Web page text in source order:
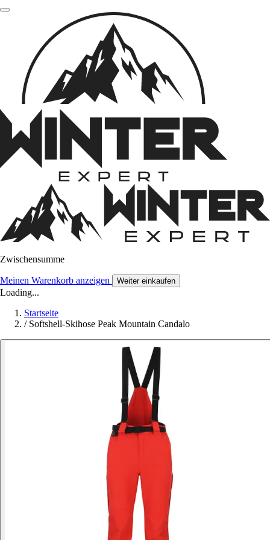
Zwischensumme
Meinen Warenkorb anzeigen Weiter einkaufen
Loading...
Startseite
/ Softshell-Skihose Peak Mountain Candalo